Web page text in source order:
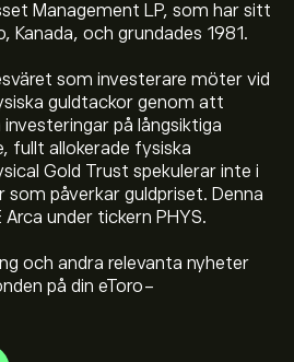
Management LP, som har sitt
Kanada, och grundades 1981.
som investerare möter vid
guldtackor genom att
på långsiktiga
fullt allokerade fysiska
Gold Trust spekulerar inte i
påverkar guldpriset. Denna
Arca under tickern PHYS.
och andra relevanta nyheter
på din eToro-
är 32.13‎$‎
toppnotering är 41.98‎$‎
"1W" på eToro-diagrammet
Priset på Sprott Physical